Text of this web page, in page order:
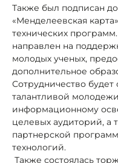
Также был подписан
«Менделеевская
технических
направлен на
молодых ученых,
дополнительное
Сотрудничество
талантливой
информационному
целевых аудиторий,
партнерской
технологий.
Также состоялась